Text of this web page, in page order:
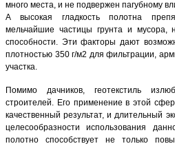
много места, и не подвержен пагубному
А высокая гладкость полотна
мельчайшие частицы грунта и
способности. Эти факторы дают
плотностью 350 г/м2 для фильтрации,
участка.
Помимо дачников, геотекстиль
строителей. Его применение в этой
качественный результат, и длительный
целесообразности использования
полотно способствует не только